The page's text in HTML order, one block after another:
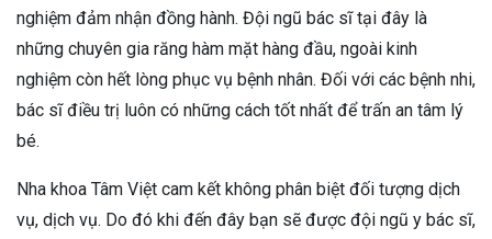
nghiệm đảm nhận đồng hành. Đội ngũ bác sĩ tại đây là
những chuyên gia răng hàm mặt hàng đầu, ngoài kinh
nghiệm còn hết lòng phục vụ bệnh nhân. Đối với các bệnh nhi,
bác sĩ điều trị luôn có những cách tốt nhất để trấn an tâm lý
bé.
Nha khoa Tâm Việt cam kết không phân biệt đối tượng dịch
vụ, dịch vụ. Do đó khi đến đây bạn sẽ được đội ngũ y bác sĩ,